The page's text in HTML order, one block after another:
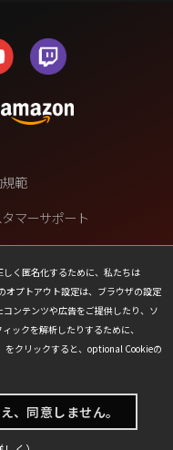
く匿名化するために、私たちは
オプトアウト設定は、ブラウザの設定
ンテンツや広告をご提供したり、ソ
ックを解析したりするために、
クリックすると、optional Cookieの
、同意しません。
範
マーサポート
報の販売や共有を許可し
スリリース
合わせ